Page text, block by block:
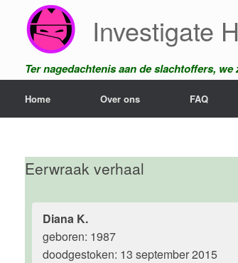
Investigate
Ter nagedachtenis aan de slachtoffers,
Home Over ons FAQ
Eerwraak verhaal
Diana K.
geboren: 1987
doodgestoken: 13 september 2015